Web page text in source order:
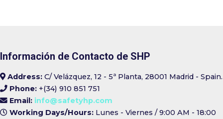
Información de Contacto de SHP
Address: C/ Velázquez, 12 - 5ª Planta, 28001 Madrid - Spain.
Phone: +(34) 910 851 751
Email: info@safetyhp.com
Working Days/Hours: Lunes - Viernes / 9:00 AM - 18:00